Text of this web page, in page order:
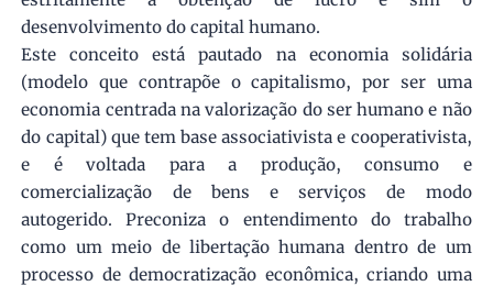
desenvolvimento do capital humano.
Este conceito está pautado na economia solidária
(modelo que contrapõe o capitalismo, por ser uma
economia centrada na valorização do ser humano e não
do capital) que tem base associativista e cooperativista,
e é voltada para a produção, consumo e
comercialização de bens e serviços de modo
autogerido. Preconiza o entendimento do trabalho
como um meio de libertação humana dentro de um
processo de democratização econômica, criando uma